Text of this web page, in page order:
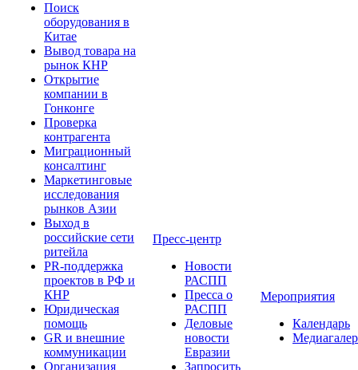
Поиск
оборудования в
Китае
Вывод товара на
рынок КНР
Открытие
компании в
Гонконге
Проверка
контрагента
Миграционный
консалтинг
Маркетинговые
исследования
рынков Азии
Выход в
российские сети
ритейла
PR-поддержка
проектов в РФ и
КНР
Юридическая
помощь
GR и внешние
коммуникации
Организация
Пресс-центр
Новости
РАСПП
Пресса о
РАСПП
Деловые
новости
Евразии
Запросить
Мероприятия
Календарь